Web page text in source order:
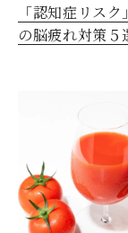
「認知症リス
の脳疲れ対策５